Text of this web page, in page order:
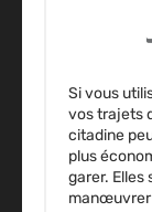
Si vous
vos trajets
citadine
plus
garer. Elles
manœuvrer